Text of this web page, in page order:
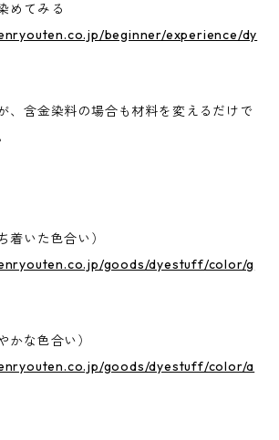
めてみる
beginner/experience/dy
、含金染料の場合も材料を変えるだけで
着いた色合い）
goods/dyestuff/color/g
かな色合い）
goods/dyestuff/color/a